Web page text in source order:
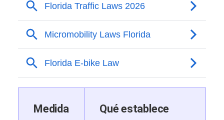
Medida Qué establece